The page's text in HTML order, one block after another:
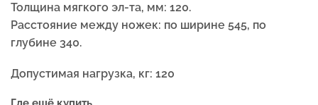
Толщина мягкого эл-та, мм: 120.
Расстояние между ножек: по ширине 545, по
глубине 340.
Допустимая нагрузка, кг: 120